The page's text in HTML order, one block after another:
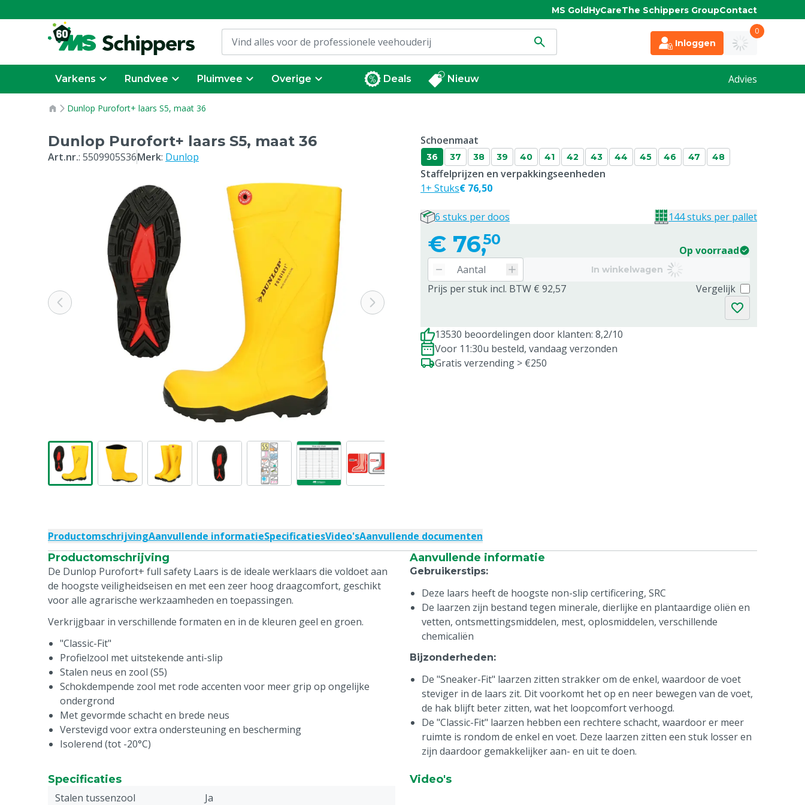
MS GoldHyCareThe Schippers GroupContact
Inloggen
0
Varkens Rundvee Pluimvee Overige Deals Nieuw Advies
Dunlop Purofort+ laars S5, maat 36
Dunlop Purofort+ laars S5, maat 36
Art.nr.: 5509905S36Merk: Dunlop
Schoenmaat
36 37 38 39 40 41 42 43 44 45 46 47 48
€ 76,50
Op voorraad
In winkelwagen
Prijs per stuk incl. BTW € 92,57 Vergelijk
Staffelprijzen en verpakkingseenheden
1+ Stuks€ 76,50
6 stuks per doos 144 stuks per pallet
13530 beoordelingen door klanten: 8,2/10
Voor 11:30u besteld, vandaag verzonden
Gratis verzending > €250
ProductomschrijvingAanvullende informatieSpecificatiesVideo'sAanvullende documenten
Productomschrijving
De Dunlop Purofort+ full safety Laars is de ideale werklaars die voldoet aan
de hoogste veiligheidseisen en met een zeer hoog draagcomfort, geschikt
voor alle agrarische werkzaamheden en toepassingen.
Verkrijgbaar in verschillende formaten en in de kleuren geel en groen.
"Classic-Fit"
Profielzool met uitstekende anti-slip
Stalen neus en zool (S5)
Schokdempende zool met rode accenten voor meer grip op ongelijke
ondergrond
Met gevormde schacht en brede neus
Verstevigd voor extra ondersteuning en bescherming
Isolerend (tot -20°C)
Aanvullende informatie
Gebruikerstips:
Deze laars heeft de hoogste non-slip certificering, SRC
De laarzen zijn bestand tegen minerale, dierlijke en plantaardige oliën en
vetten, ontsmettingsmiddelen, mest, oplosmiddelen, verschillende
chemicaliën
Bijzonderheden:
De "Sneaker-Fit" laarzen zitten strakker om de enkel, waardoor de voet
steviger in de laars zit. Dit voorkomt het op en neer bewegen van de voet,
de hak blijft beter zitten, wat het loopcomfort verhoogd.
De "Classic-Fit" laarzen hebben een rechtere schacht, waardoor er meer
ruimte is rondom de enkel en voet. Deze laarzen zitten een stuk losser en
zijn daardoor gemakkelijker aan- en uit te doen.
Specificaties
Stalen tussenzool
Ja
Video's